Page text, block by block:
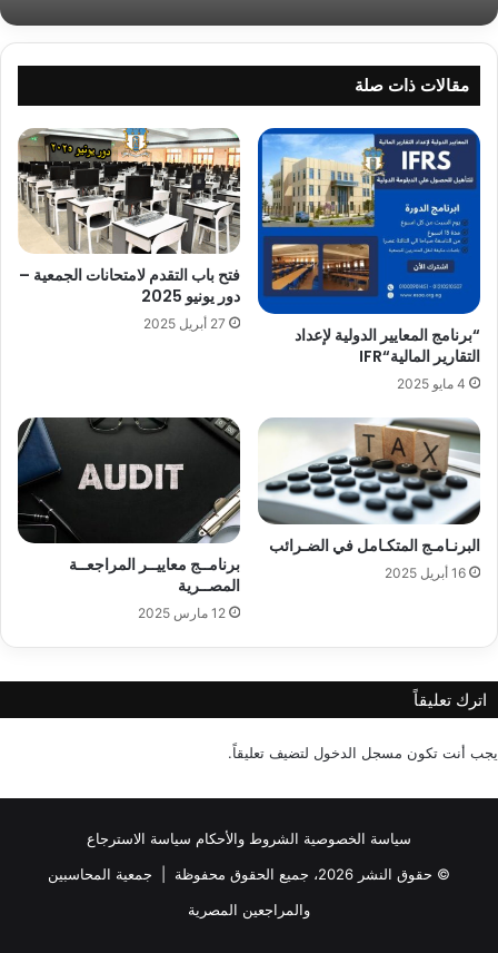
مقالات ذات صلة
“برنامج المعايير الدولية لإعداد
التقارير المالية“IFR
4 مايو 2025
فتح باب التقدم لامتحانات الجمعية –
دور يونيو 2025
27 أبريل 2025
البرنـامـج المتكـامل في الضـرائب
16 أبريل 2025
برنامــج معاييــر المراجعــة
المصــرية
12 مارس 2025
اترك تعليقاً
يجب أنت تكون مسجل الدخول لتضيف تعليقاً.
سياسة الخصوصية الشروط والأحكام سياسة الاسترجاع
© حقوق النشر 2026، جميع الحقوق محفوظة |
جمعية المحاسبين
والمراجعين المصرية